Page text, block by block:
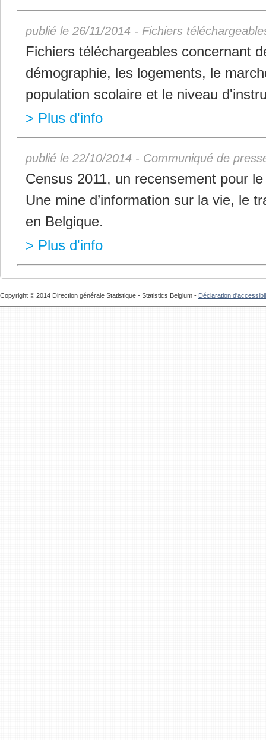
publié le 26/11/2014 - Fichiers
Fichiers téléchargeables concernant
démographie, les logements, le
population scolaire et le niveau
> Plus d'info
publié le 22/10/2014 - Communiqué de
Census 2011, un recensement pour
Une mine d’information sur la vie, le
en Belgique.
> Plus d'info
Copyright © 2014 Direction générale Statistique - Statistics Belgium - Déclaration